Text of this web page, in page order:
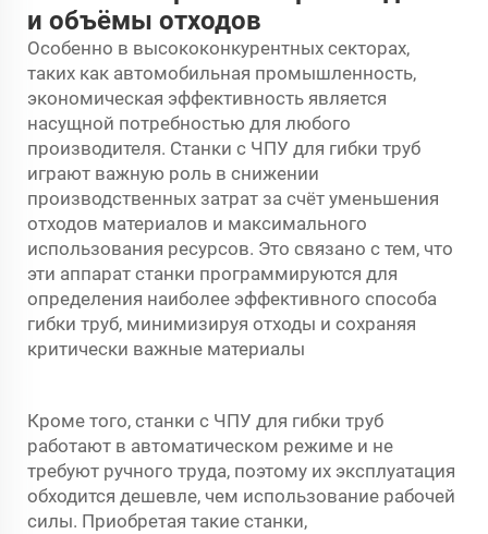
и объёмы отходов
Особенно в высококонкурентных секторах,
таких как автомобильная промышленность,
экономическая эффективность является
насущной потребностью для любого
производителя. Станки с ЧПУ для гибки труб
играют важную роль в снижении
производственных затрат за счёт уменьшения
отходов материалов и максимального
использования ресурсов. Это связано с тем, что
эти аппарат станки программируются для
определения наиболее эффективного способа
гибки труб, минимизируя отходы и сохраняя
критически важные материалы
Кроме того, станки с ЧПУ для гибки труб
работают в автоматическом режиме и не
требуют ручного труда, поэтому их эксплуатация
обходится дешевле, чем использование рабочей
силы. Приобретая такие станки,